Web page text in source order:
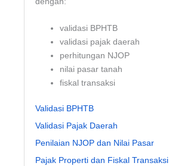
validasi BPHTB
validasi pajak daerah
perhitungan NJOP
nilai pasar tanah
fiskal transaksi
Validasi BPHTB
Validasi Pajak Daerah
Penilaian NJOP dan Nilai Pasar
Pajak Properti dan Fiskal Transaksi